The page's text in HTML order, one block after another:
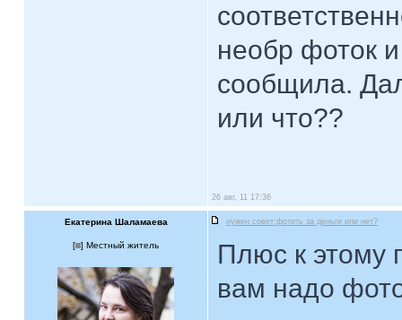
необр фоток
сообщила.
или что??
26 авг, 11 17:36
Екатерина Шаламаева нужен совет:фотить за деньги или нет?
[ ] Местный житель
Плюс к этому
вам надо